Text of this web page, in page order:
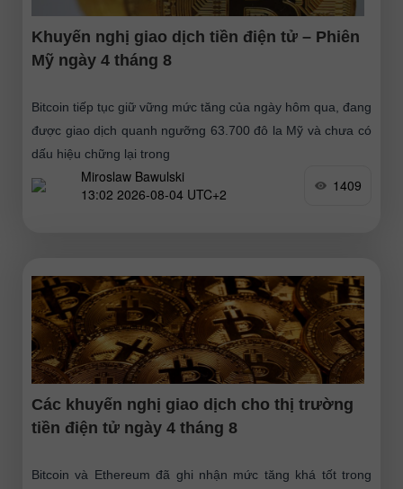
Khuyến nghị giao dịch tiền điện tử – Phiên
Mỹ ngày 4 tháng 8
Bitcoin tiếp tục giữ vững mức tăng của ngày hôm qua, đang
được giao dịch quanh ngưỡng 63.700 đô la Mỹ và chưa có
dấu hiệu chững lại trong
Miroslaw Bawulski
13:02 2026-08-04 UTC+2
1409
Các khuyến nghị giao dịch cho thị trường
tiền điện tử ngày 4 tháng 8
Bitcoin và Ethereum đã ghi nhận mức tăng khá tốt trong